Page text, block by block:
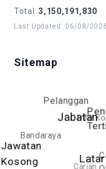
Total :3,150,191,830
Last Updated : 06/08/
Sitemap
Jabatan
Jawatan
Kosong Carian
Info
Pelanggan
Bandaraya